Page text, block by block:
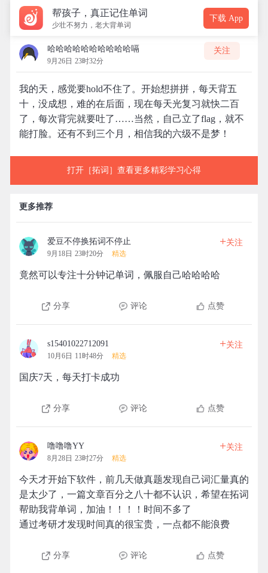
帮孩子，真正记住单词
少壮不努力，老大背单词
下载 App
哈哈哈哈哈哈哈哈哈哈嗝
9月26日 23时32分
关注
我的天，感觉要hold不住了。开始想拼拼，每天背五
十，没成想，难的在后面，现在每天光复习就快二百
了，每次背完就要吐了……当然，自己立了flag，就不
能打脸。还有不到三个月，相信我的六级不是梦！
打开［拓词］查看更多精彩学习心得
更多推荐
爱豆不停换拓词不停止
9月18日 23时20分 精选
+关注
竟然可以专注十分钟记单词，佩服自己哈哈哈哈
分享 评论 点赞
s15401022712091
10月6日 11时48分 精选
+关注
国庆7天，每天打卡成功
分享 评论 点赞
噜噜噜YY
8月28日 23时27分 精选
+关注
今天才开始下软件，前几天做真题发现自己词汇量真的
是太少了，一篇文章百分之八十都不认识，希望在拓词
帮助我背单词，加油！！！！时间不多了
通过考研才发现时间真的很宝贵，一点都不能浪费
分享 评论 点赞